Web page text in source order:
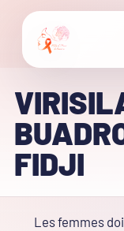
FIDJI
Les femmes